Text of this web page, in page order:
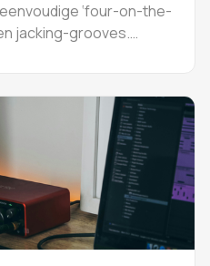
‘four-on-the-
jacking-grooves.